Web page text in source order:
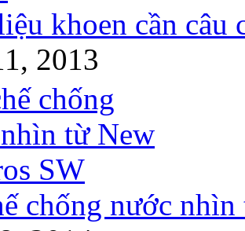
khoen cần câu
2013
chống nước